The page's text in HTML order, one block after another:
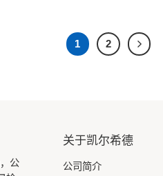
1 2
公
关于凯尔希德
公司简介